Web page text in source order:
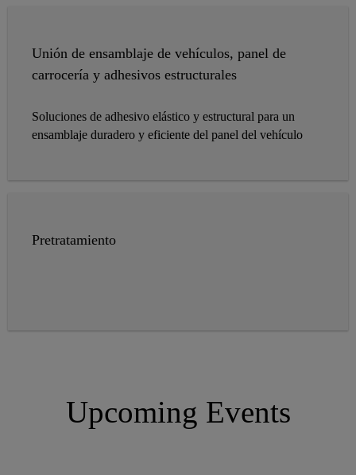
Unión de ensamblaje de vehículos, panel de
carrocería y adhesivos estructurales
Soluciones de adhesivo elástico y estructural para un
ensamblaje duradero y eficiente del panel del vehículo
Pretratamiento
Upcoming Events